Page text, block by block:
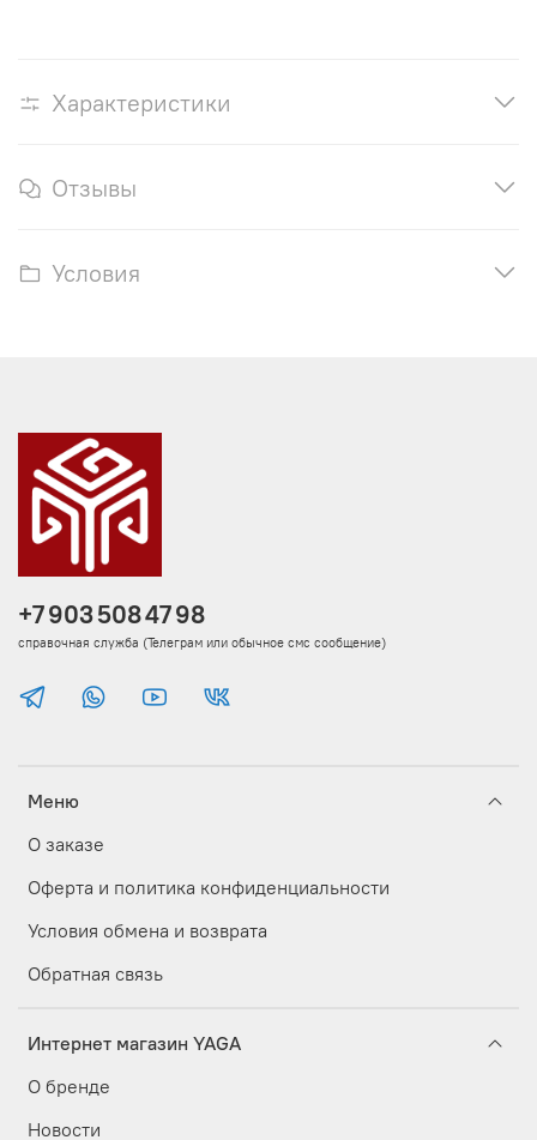
Характеристики
Отзывы
Условия
Меню
О заказе
Оферта и политика конфиденциальности
Условия обмена и возврата
Обратная связь
Интернет магазин YAGA
О бренде
Новости
+7 903 508 47 98
справочная служба (Телеграм или обычное смс сообщение)